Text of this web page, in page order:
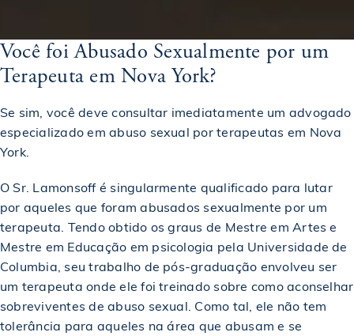
Você foi Abusado Sexualmente por um
Terapeuta em Nova York?
Se sim, você deve consultar imediatamente um advogado
especializado em abuso sexual por terapeutas em Nova
York.
O Sr. Lamonsoff é singularmente qualificado para lutar
por aqueles que foram abusados sexualmente por um
terapeuta. Tendo obtido os graus de Mestre em Artes e
Mestre em Educação em psicologia pela Universidade de
Columbia, seu trabalho de pós-graduação envolveu ser
um terapeuta onde ele foi treinado sobre como aconselhar
sobreviventes de abuso sexual. Como tal, ele não tem
tolerância para aqueles na área que abusam e se
$1,000,050 Veredicto em um caso de acidente de carro
$1,000,180
$1,245,000 Acordo em caso de acidente de escorregão e queda
$1,250,000 Acordo em um acidente de carro
$1,250,000 Assentamento em um colapso de teto